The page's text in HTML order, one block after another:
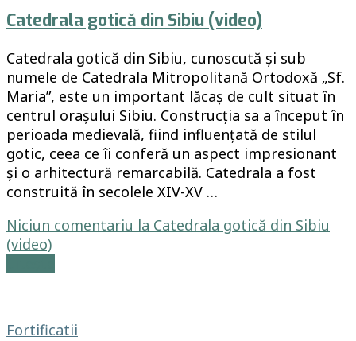
Catedrala gotică din Sibiu (video)
Catedrala gotică din Sibiu, cunoscută și sub
numele de Catedrala Mitropolitană Ortodoxă „Sf.
Maria”, este un important lăcaș de cult situat în
centrul orașului Sibiu. Construcția sa a început în
perioada medievală, fiind influențată de stilul
gotic, ceea ce îi conferă un aspect impresionant
și o arhitectură remarcabilă. Catedrala a fost
construită în secolele XIV-XV …
Niciun comentariu la Catedrala gotică din Sibiu
(video)
Fortificatii